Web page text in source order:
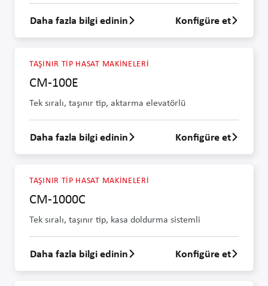
CM-100C hakkında daha fazla bilgi edin
Daha fazla bilgi edinin Konfigüre et
TAŞINIR TIP HASAT MAKINELERI
CM-100E
Tek sıralı, taşınır tip, aktarma elevatörlü
CM-100E hakkında daha fazla bilgi edin
Daha fazla bilgi edinin Konfigüre et
TAŞINIR TIP HASAT MAKINELERI
CM-1000C
Tek sıralı, taşınır tip, kasa doldurma sistemli
CM-1000C hakkında daha fazla bilgi edin
Daha fazla bilgi edinin Konfigüre et